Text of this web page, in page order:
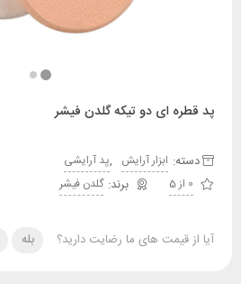
پد قطره ای دو تیکه گلدن فیشر
دسته: ابزار آرایش ,پد آرایشی
0 از 5
گلدن فیشر
آیا از قیمت های ما رضایت دارید؟ بله